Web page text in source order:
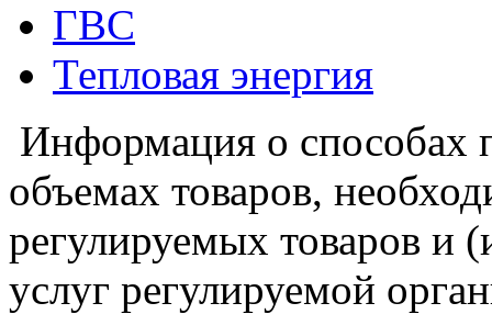
ГВС
Тепловая энергия
Информация о способах
объемах товаров,
регулируемых товаров и
услуг регулируемой